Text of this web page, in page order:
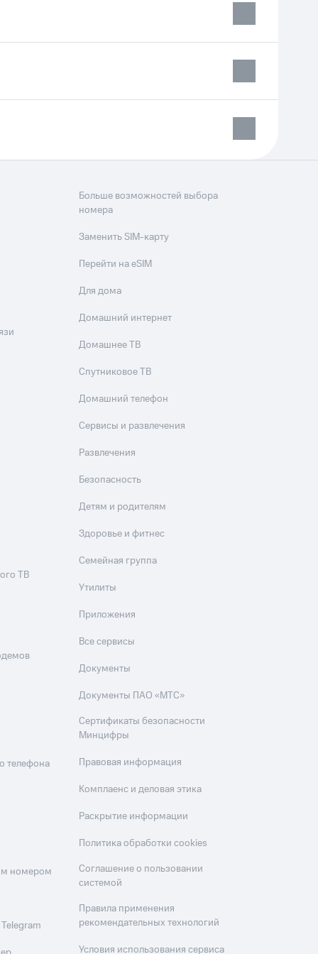
ТВ
телефона
номером
Больше возможностей выбора
номера
Заменить SIM-карту
Перейти на eSIM
Для дома
Домашний интернет
Домашнее ТВ
Спутниковое ТВ
Домашний телефон
Сервисы и развлечения
Развлечения
Безопасность
Детям и родителям
Здоровье и фитнес
Семейная группа
Утилиты
Приложения
Все сервисы
Документы
Документы ПАО «МТС»
Сертификаты безопасности
Минцифры
Правовая информация
Комплаенс и деловая этика
Раскрытие информации
Политика обработки cookies
Соглашение о пользовании
системой
Правила применения
рекомендательных технологий
Условия использования сервиса